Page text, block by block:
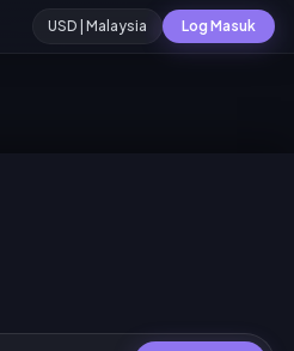
USD | Malaysia Log Masuk